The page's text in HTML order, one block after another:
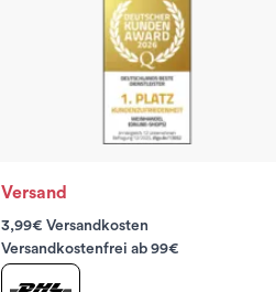
Versand
3,99€ Versandkosten
Versandkostenfrei ab 99€